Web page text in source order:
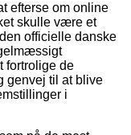
efterse om online
skulle være et
officielle danske
fortrolige de
genvej til at blive
i